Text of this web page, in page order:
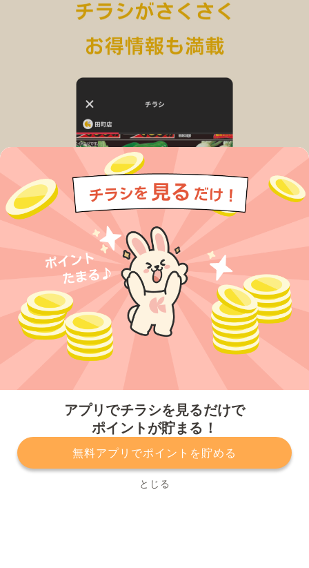
アプリでチラシを見るだけで
ポイントが貯まる！
無料アプリでポイントを貯める
とじる
プライバシーポリシー 利用規約
運営会社
サービスに関してのお問い合わせ